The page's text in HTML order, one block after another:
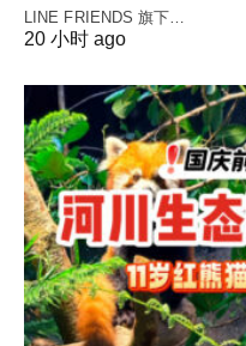
LINE FRIENDS 旗下…
20 小时 ago